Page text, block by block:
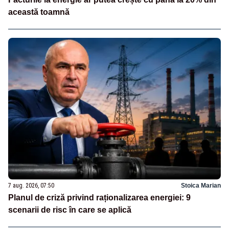
această toamnă
7 aug. 2026, 07:50 Stoica Marian
Planul de criză privind raționalizarea energiei: 9
scenarii de risc în care se aplică